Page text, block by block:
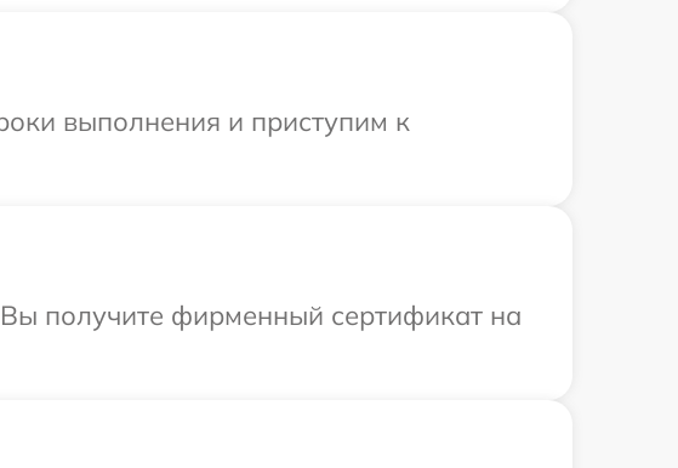
выполнения и приступим к
получите фирменный сертификат на